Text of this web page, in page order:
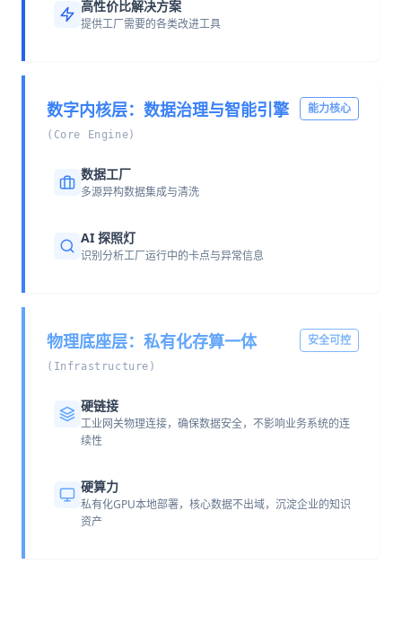
高性价比解决方案
提供工厂需要的各类改进工具
数字内核层：数据治理与智能引擎
(Core Engine)
能力核心
数据工厂
多源异构数据集成与清洗
AI 探照灯
识别分析工厂运行中的卡点与异常信息
物理底座层：私有化存算一体
(Infrastructure)
安全可控
硬链接
工业网关物理连接，确保数据安全，不影响业务系统的连
续性
硬算力
私有化GPU本地部署，核心数据不出域，沉淀企业的知识
资产